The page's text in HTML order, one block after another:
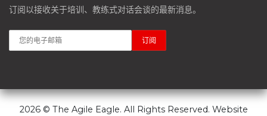
订阅以接收关于培训、教练式对话会谈的最新消息。
2026 © The Agile Eagle. All Rights Reserved. Website